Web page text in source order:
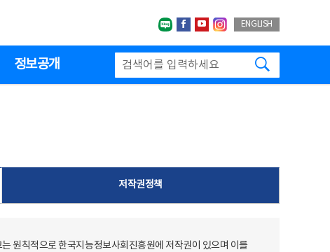
네이버블로그
페이스북
유투브인스타그랩
ENGLISH
정보공개
저작권정책
원칙적으로 한국지능정보사회진흥원에 저작권이 있으며 이를